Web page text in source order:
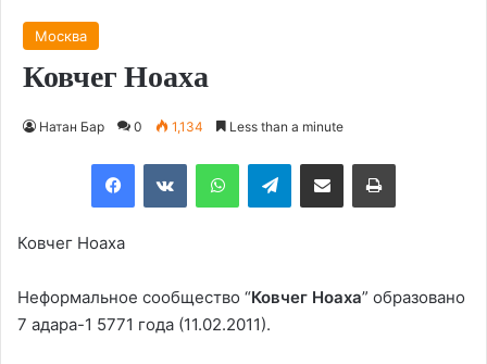
Москва
Ковчег Ноаха
Натан Бар 0 1,134 Less than a minute
FacebookVKontakteWhatsAppTelegramShare via Email Print
Ковчег Ноаха
Неформальное сообщество “Ковчег Ноаха” образовано
7 адара-1 5771 года (11.02.2011).